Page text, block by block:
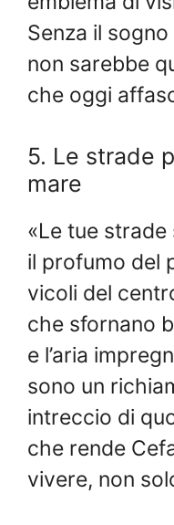
Senza il
non sarebbe
che oggi
5. Le strade
mare
«Le tue
il profumo del
vicoli del
che sfornano
e l’aria
sono un
intreccio di
che rende
vivere, non